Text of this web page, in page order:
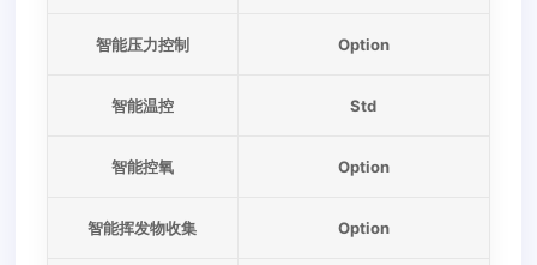
智能压力控制 Option
智能温控 Std
智能控氧 Option
智能挥发物收集 Option